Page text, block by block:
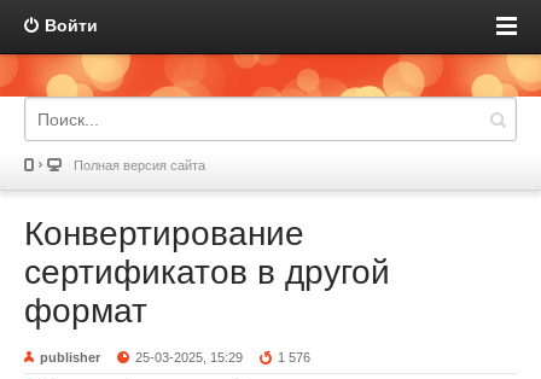
Войти
Полная версия сайта
Конвертирование
сертификатов в другой
формат
publisher 25-03-2025, 15:29 1 576